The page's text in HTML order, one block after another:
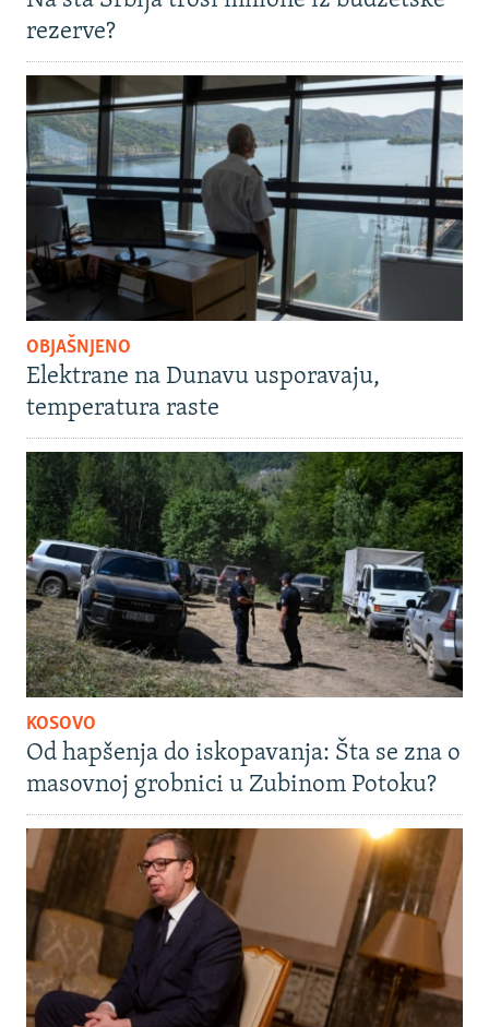
rezerve?
OBJAŠNJENO
Elektrane na Dunavu usporavaju,
temperatura raste
KOSOVO
Od hapšenja do iskopavanja: Šta se zna o
masovnoj grobnici u Zubinom Potoku?